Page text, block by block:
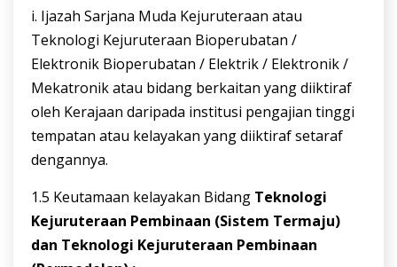
i. Ijazah Sarjana Muda Kejuruteraan atau
Teknologi Kejuruteraan Bioperubatan /
Elektronik Bioperubatan / Elektrik / Elektronik /
Mekatronik atau bidang berkaitan yang diiktiraf
oleh Kerajaan daripada institusi pengajian tinggi
tempatan atau kelayakan yang diiktiraf setaraf
dengannya.
1.5 Keutamaan kelayakan Bidang Teknologi
Kejuruteraan Pembinaan (Sistem Termaju)
dan Teknologi Kejuruteraan Pembinaan